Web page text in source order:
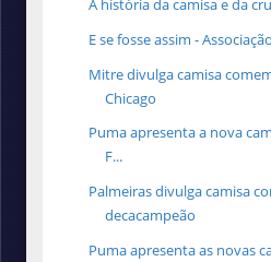
A história da camisa e da
E se fosse assim -
Mitre divulga camisa
Chicago
Puma apresenta a nova
F...
Palmeiras divulga camisa
decacampeão
Puma apresenta as novas